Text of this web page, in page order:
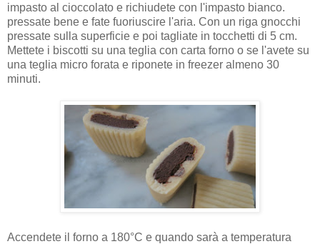
impasto al cioccolato e richiudete con l'impasto bianco.
pressate bene e fate fuoriuscire l'aria. Con un riga gnocchi
pressate sulla superficie e poi tagliate in tocchetti di 5 cm.
Mettete i biscotti su una teglia con carta forno o se l'avete su
una teglia micro forata e riponete in freezer almeno 30
minuti.
Accendete il forno a 180°C e quando sarà a temperatura